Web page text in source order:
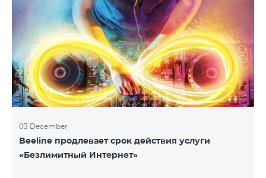
03 December
Beeline продлевает срок действия услуги
«Безлимитный Интернет»